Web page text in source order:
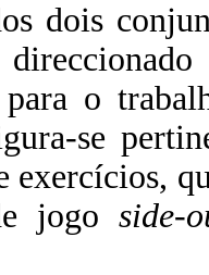
dois
para o
se
exercícios,
jogo side-